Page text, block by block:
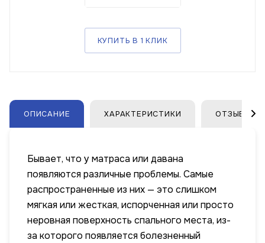
КУПИТЬ В 1 КЛИК
ОПИСАНИЕ ХАРАКТЕРИСТИКИ ОТЗЫВЫ
Бывает, что у матраса или давана
появляются различные проблемы. Самые
распространенные из них — это слишком
мягкая или жесткая, испорченная или просто
неровная поверхность спального места, из-
за которого появляется болезненный